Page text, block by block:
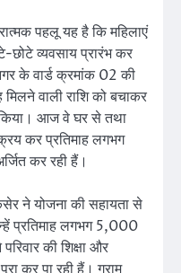
पहलू यह है कि महिलाएं
छोटे व्यवसाय प्रारंभ कर
के वार्ड क्रमांक 02 की
मिलने वाली राशि को बचाकर
आज वे घर से तथा
कर प्रतिमाह लगभग
कर रही हैं।
ने योजना की सहायता से
प्रतिमाह लगभग 5,000
की शिक्षा और